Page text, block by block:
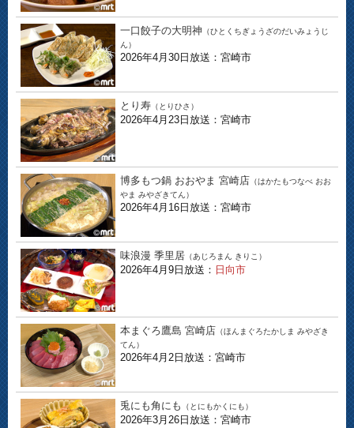
一口餃子の大明神 （ひとくちぎょうざのだいみょうじ
ん）
2026年4月30日放送：宮崎市
とり寿 （とりひさ）
2026年4月23日放送：宮崎市
博多もつ鍋 おおやま 宮崎店 （はかたもつなべ おお
やま みやざきてん）
2026年4月16日放送：宮崎市
味浪漫 季里居 （あじろまん きりこ）
2026年4月9日放送： 日向市
本まぐろ鷹島 宮崎店 （ほんまぐろたかしま みやざき
てん）
2026年4月2日放送：宮崎市
兎にも角にも （とにもかくにも）
2026年3月26日放送：宮崎市